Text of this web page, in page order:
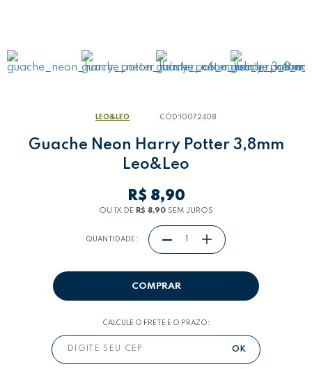
LEO&LEO CÓD: 10072408
Guache Neon Harry Potter 3,8mm
Leo&Leo
R$ 8,90
OU 1X DE R$ 8,90 SEM JUROS
QUANTIDADE:
COMPRAR
CALCULE O FRETE E O PRAZO: